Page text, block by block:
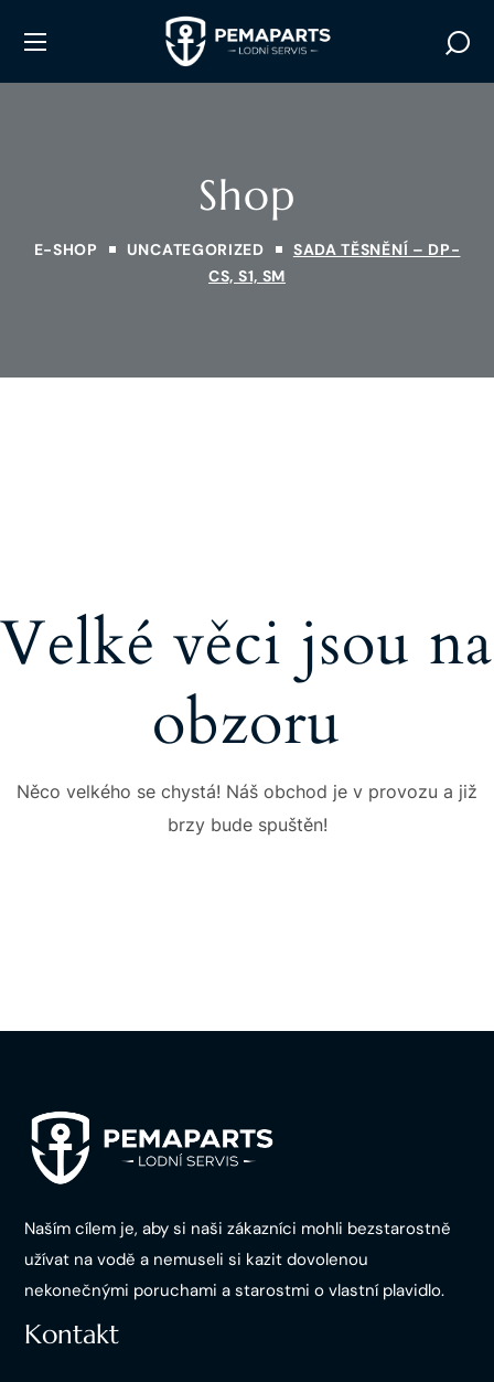
Shop
E-SHOP UNCATEGORIZED
SADA TĚSNĚNÍ – DP-
CS, S1, SM
Velké věci jsou na
obzoru
Něco velkého se chystá! Náš obchod je v provozu a již
brzy bude spuštěn!
Naším cílem je, aby si naši zákazníci mohli bezstarostně
užívat na vodě a nemuseli si kazit dovolenou
nekonečnými poruchami a starostmi o vlastní plavidlo.
Kontakt